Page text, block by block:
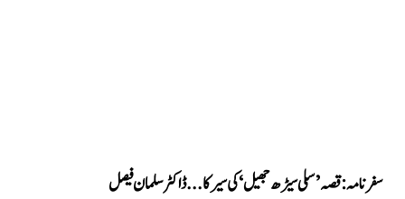
سفرنامہ: قصہ ’سلی سیڑھ جھیل‘ کی سیر کا... ڈاکٹر سلمان فیصل